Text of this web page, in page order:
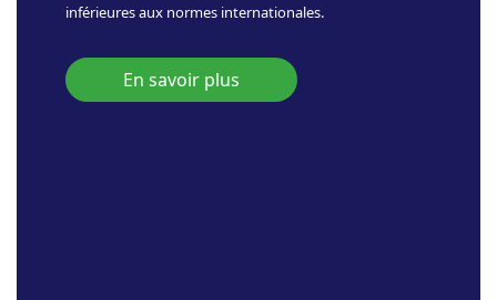
inférieures aux normes internationales.
En savoir plus